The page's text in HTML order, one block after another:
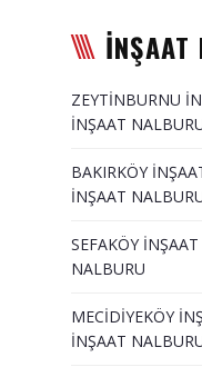
İNŞAAT
ZEYTİNBURNU
İNŞAAT
BAKIRKÖY
İNŞAAT
SEFAKÖY
NALBURU
MECİDİYEKÖY
İNŞAAT